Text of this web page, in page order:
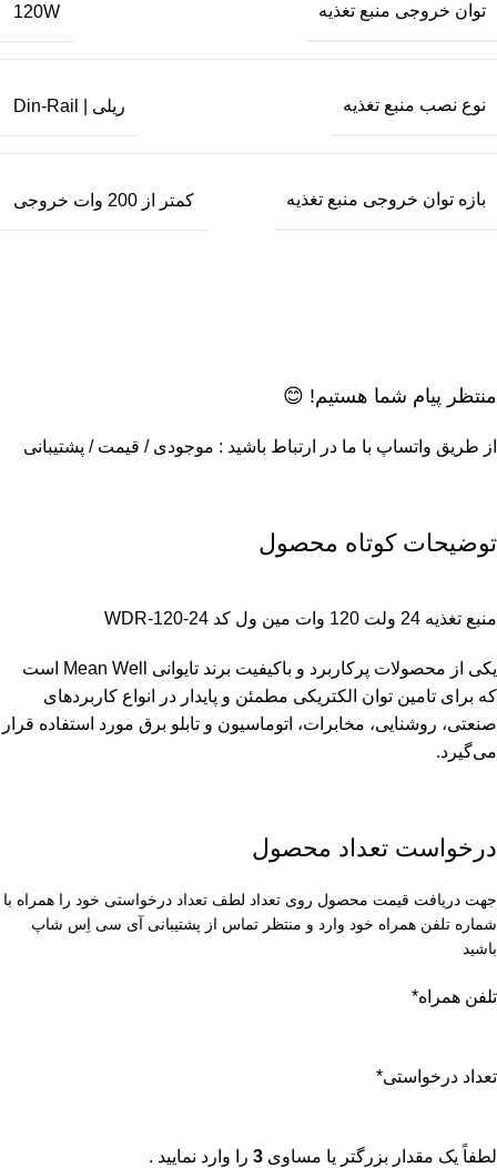
توان خروجی منبع تغذیه 120W
نوع نصب منبع تغذیه ریلی | Din-Rail
بازه توان خروجی منبع تغذیه کمتر از 200 وات خروجی
منتظر پیام شما هستیم! 😊
از طریق واتساپ با ما در ارتباط باشید : موجودی / قیمت / پشتیبانی
توضیحات کوتاه محصول
منبع تغذیه 24 ولت 120 وات مین ول کد WDR-120-24
یکی از محصولات پرکاربرد و باکیفیت برند تایوانی Mean Well است
که برای تامین توان الکتریکی مطمئن و پایدار در انواع کاربردهای
صنعتی، روشنایی، مخابرات، اتوماسیون و تابلو برق مورد استفاده قرار
می‌گیرد.
درخواست تعداد محصول
جهت دریافت قیمت محصول روی تعداد لطف تعداد درخواستی خود را همراه با
شماره تلفن همراه خود وارد و منتظر تماس از پشتیبانی آی سی اِس شاپ
باشید
تلفن همراه*
تعداد درخواستی*
لطفاً یک مقدار بزرگتر یا مساوی 3 را وارد نمایید .